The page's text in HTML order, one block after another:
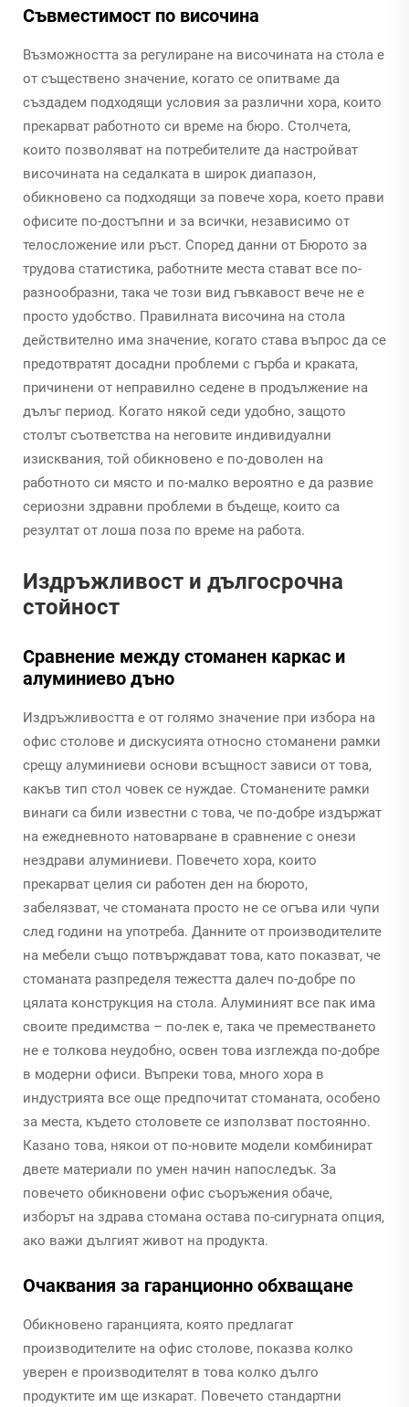
Съвместимост по височина
Възможността за регулиране на височината на стола е
от съществено значение, когато се опитваме да
създадем подходящи условия за различни хора, които
прекарват работното си време на бюро. Столчета,
които позволяват на потребителите да настройват
височината на седалката в широк диапазон,
обикновено са подходящи за повече хора, което прави
офисите по-достъпни и за всички, независимо от
телосложение или ръст. Според данни от Бюрото за
трудова статистика, работните места стават все по-
разнообразни, така че този вид гъвкавост вече не е
просто удобство. Правилната височина на стола
действително има значение, когато става въпрос да се
предотвратят досадни проблеми с гърба и краката,
причинени от неправилно седене в продължение на
дълъг период. Когато някой седи удобно, защото
столът съответства на неговите индивидуални
изисквания, той обикновено е по-доволен на
работното си място и по-малко вероятно е да развиe
сериозни здравни проблеми в бъдеще, които са
резултат от лоша поза по време на работа.
Издръжливост и дългосрочна
стойност
Сравнение между стоманен каркас и
алуминиево дъно
Издръжливостта е от голямо значение при избора на
офис столове и дискусията относно стоманени рамки
срещу алуминиеви основи всъщност зависи от това,
какъв тип стол човек се нуждае. Стоманените рамки
винаги са били известни с това, че по-добре издържат
на ежедневното натоварване в сравнение с онези
нездрави алуминиеви. Повечето хора, които
прекарват целия си работен ден на бюрото,
забелязват, че стоманата просто не се огъва или чупи
след години на употреба. Данните от производителите
на мебели също потвърждават това, като показват, че
стоманата разпределя тежестта далеч по-добре по
цялата конструкция на стола. Алуминият все пак има
своите предимства – по-лек е, така че преместването
не е толкова неудобно, освен това изглежда по-добре
в модерни офиси. Въпреки това, много хора в
индустрията все още предпочитат стоманата, особено
за места, където столовете се използват постоянно.
Казано това, някои от по-новите модели комбинират
двете материали по умен начин напоследък. За
повечето обикновени офис съоръжения обаче,
изборът на здрава стомана остава по-сигурната опция,
ако важи дългият живот на продукта.
Очаквания за гаранционно обхващане
Обикновено гаранцията, която предлагат
производителите на офис столове, показва колко
уверен е производителят в това колко дълго
продуктите им ще изкарат. Повечето стандартни